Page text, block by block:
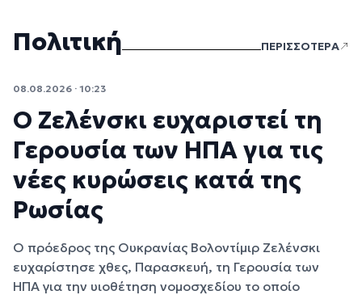
Πολιτική ΠΕΡΙΣΣΟΤΕΡΑ
08.08.2026 · 10:23
Ο Ζελένσκι ευχαριστεί τη
Γερουσία των ΗΠΑ για τις
νέες κυρώσεις κατά της
Ρωσίας
Ο πρόεδρος της Ουκρανίας Βολοντίμιρ Ζελένσκι
ευχαρίστησε χθες, Παρασκευή, τη Γερουσία των
ΗΠΑ για την υιοθέτηση νομοσχεδίου το οποίο